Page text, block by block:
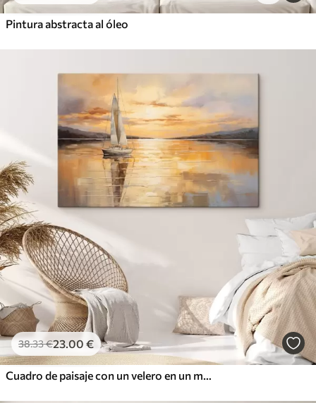
Pintura abstracta al óleo
38.33€23.00 €
Cuadro de paisaje con un velero en un mar tranquilo, cielo naranja y amarillo, montañas lejanas